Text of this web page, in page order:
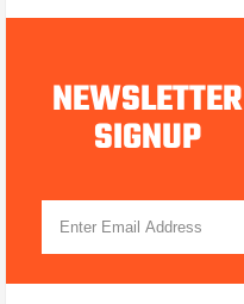
NEWSLETTER
SIGNUP